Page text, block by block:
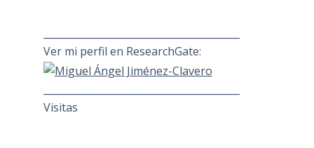
Ver mi perfil en ResearchGate:
Visitas